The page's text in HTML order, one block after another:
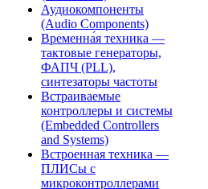
Аудиокомпоненты
(Audio Components)
Временна́я техника —
тактовые генераторы,
ФАПЧ (PLL),
синтезаторы частоты
Встраиваемые
контроллеры и системы
(Embedded Controllers
and Systems)
Встроенная техника —
ПЛИСы с
микроконтроллерами